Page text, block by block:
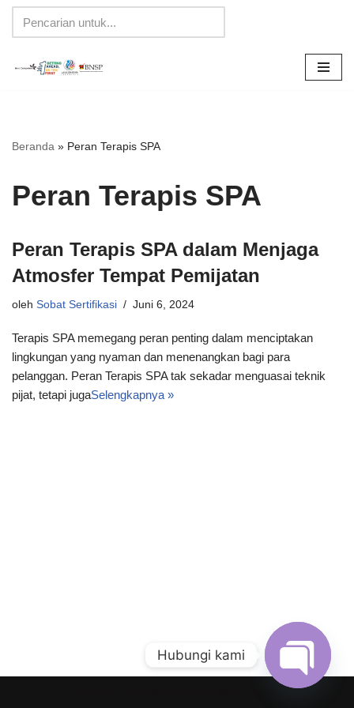
Lompat
Beranda » Peran Terapis SPA
Peran Terapis SPA
Peran Terapis SPA dalam Menjaga
Atmosfer Tempat Pemijatan
oleh Sobat Sertifikasi Juni 6, 2024
Terapis SPA memegang peran penting dalam menciptakan
lingkungan yang nyaman dan menenangkan bagi para
pelanggan. Peran Terapis SPA tak sekadar menguasai teknik
pijat, tetapi jugaSelengkapnya »
Hubungi kami